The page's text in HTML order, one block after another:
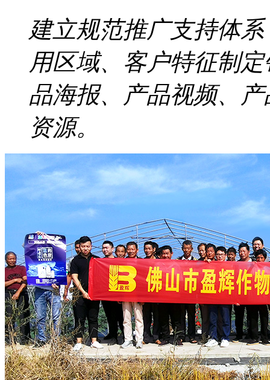
建立规范推广支持体
用区域、客户特征制
品海报、产品视频、
资源。